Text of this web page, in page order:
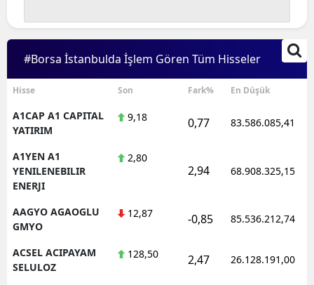
#Borsa İstanbulda İşlem Gören Tüm Hisseler
Hisse Son Fark% En Düşük
A1CAP A1 CAPITAL
YATIRIM
9,18 0,77 83.586.085,41
A1YEN A1
YENILENEBILIR
ENERJI
2,80
2,94 68.908.325,15
AAGYO AGAOGLU
GMYO
12,87 -0,85 85.536.212,74
ACSEL ACIPAYAM
SELULOZ
128,50 2,47 26.128.191,00